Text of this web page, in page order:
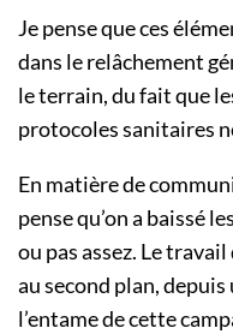
Je pense que ces
dans le relâchement
le terrain, du fait que
protocoles sanitaires
En matière de
pense qu’on a baissé
ou pas assez. Le
au second plan,
l’entame de cette